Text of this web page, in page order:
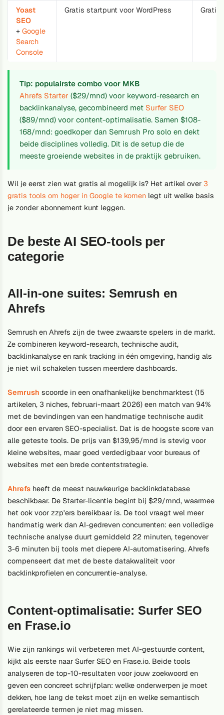
Yoast
SEO
+Google
Search
Console
Gratis startpunt voor WordPress Gratis
Tip: populairste combo voor MKB
Ahrefs Starter ($29/mnd) voor keyword-research en
backlinkanalyse, gecombineerd met Surfer SEO
($89/mnd) voor content-optimalisatie. Samen $108-
168/mnd: goedkoper dan Semrush Pro solo en dekt
beide disciplines volledig. Dit is de setup die de
meeste groeiende websites in de praktijk gebruiken.
Wil je eerst zien wat gratis al mogelijk is? Het artikel over3
gratis tools om hoger in Google te komen legt uit welke basis
je zonder abonnement kunt leggen.
De beste AI SEO-tools per
categorie
All-in-one suites: Semrush en
Ahrefs
Semrush en Ahrefs zijn de twee zwaarste spelers in de markt.
Ze combineren keyword-research, technische audit,
backlinkanalyse en rank tracking in één omgeving, handig als
je niet wil schakelen tussen meerdere dashboards.
Semrush scoorde in een onafhankelijke benchmarktest (15
artikelen, 3 niches, februari-maart 2026) een match van 94%
met de bevindingen van een handmatige technische audit
door een ervaren SEO-specialist. Dat is de hoogste score van
alle geteste tools. De prijs van $139,95/mnd is stevig voor
kleine websites, maar goed verdedigbaar voor bureaus of
websites met een brede contentstrategie.
Ahrefs heeft de meest nauwkeurige backlinkdatabase
beschikbaar. De Starter-licentie begint bij $29/mnd, waarmee
het ook voor zzp'ers bereikbaar is. De tool vraagt wel meer
handmatig werk dan AI-gedreven concurrenten: een volledige
technische analyse duurt gemiddeld 22 minuten, tegenover
3-6 minuten bij tools met diepere AI-automatisering. Ahrefs
compenseert dat met de beste datakwaliteit voor
backlinkprofielen en concurrentie-analyse.
Content-optimalisatie: Surfer SEO
en Frase.io
Wie zijn rankings wil verbeteren met AI-gestuurde content,
kijkt als eerste naar Surfer SEO en Frase.io. Beide tools
analyseren de top-10-resultaten voor jouw zoekwoord en
geven een concreet schrijfplan: welke onderwerpen je moet
dekken, hoe lang de tekst moet zijn en welke semantisch
gerelateerde termen je niet mag missen.